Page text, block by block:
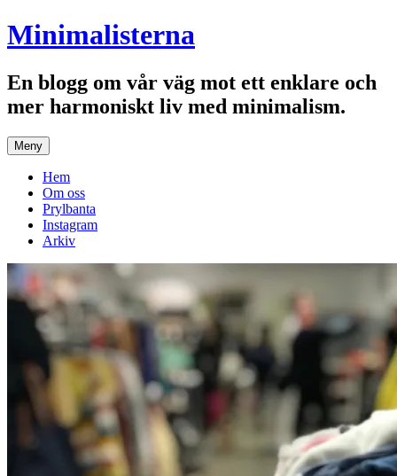
Hoppa
till
Minimalisterna
En blogg om vår väg mot ett enklare och
mer harmoniskt liv med minimalism.
Meny
Hem
Om oss
Prylbanta
Instagram
Arkiv